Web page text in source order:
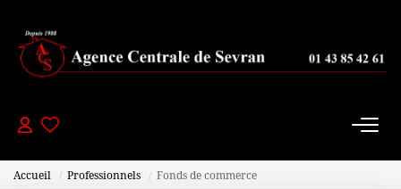
De 200 000 À 300 000 Euros
Accueil Professionnels Fonds de commerce